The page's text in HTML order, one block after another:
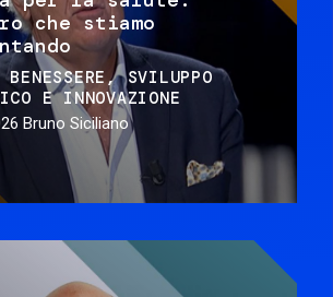
che stiamo
SVILUPPO
E INNOVAZIONE
Bruno Siciliano